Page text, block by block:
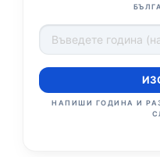
НАПИШИ ГОДИНА И